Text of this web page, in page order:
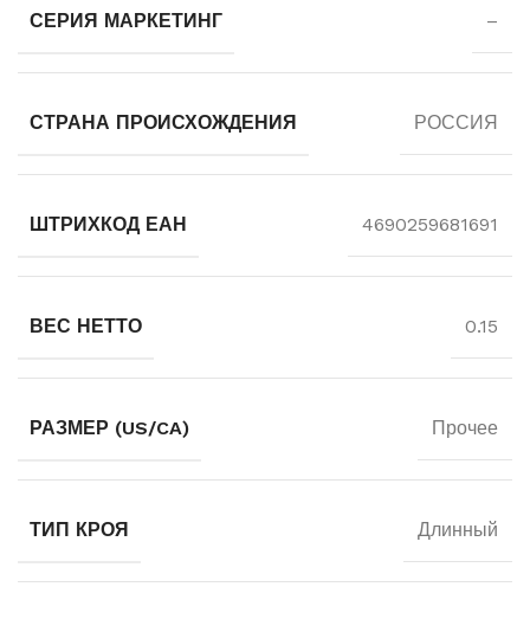
СЕРИЯ МАРКЕТИНГ –
СТРАНА ПРОИСХОЖДЕНИЯ РОССИЯ
ШТРИХКОД ЕАН 4690259681691
ВЕС НЕТТО 0.15
РАЗМЕР (US/CA) Прочее
ТИП КРОЯ Длинный